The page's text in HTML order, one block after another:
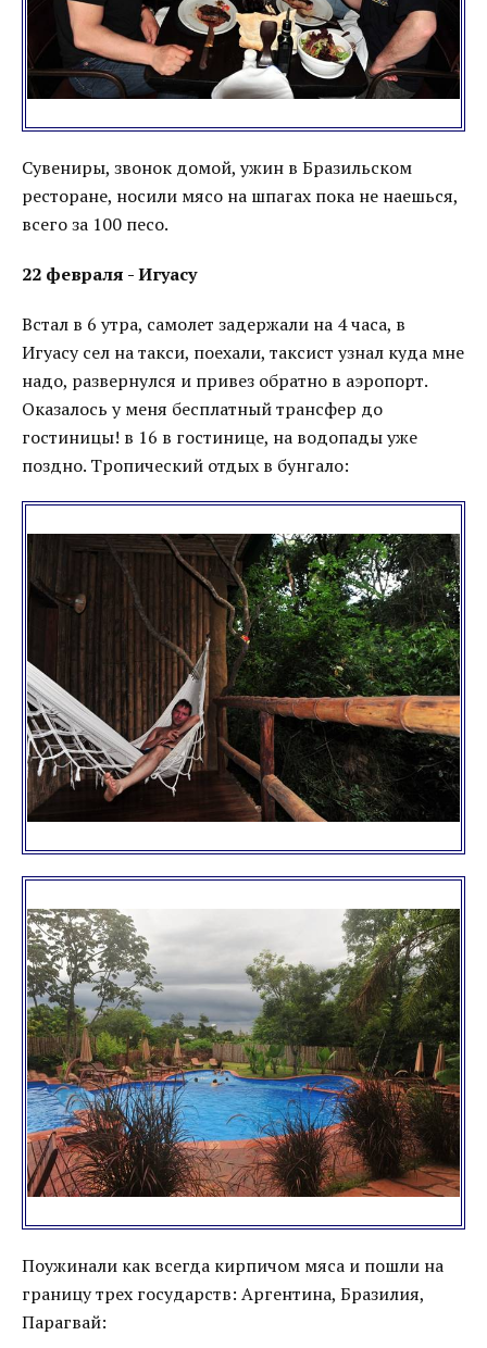
Сувениры, звонок домой, ужин в Бразильском
ресторане, носили мясо на шпагах пока не наешься,
всего за 100 песо.
22 февраля - Игуасу
Встал в 6 утра, самолет задержали на 4 часа, в
Игуасу сел на такси, поехали, таксист узнал куда мне
надо, развернулся и привез обратно в аэропорт.
Оказалось у меня бесплатный трансфер до
гостиницы! в 16 в гостинице, на водопады уже
поздно. Тропический отдых в бунгало:
Поужинали как всегда кирпичом мяса и пошли на
границу трех государств: Аргентина, Бразилия,
Парагвай: